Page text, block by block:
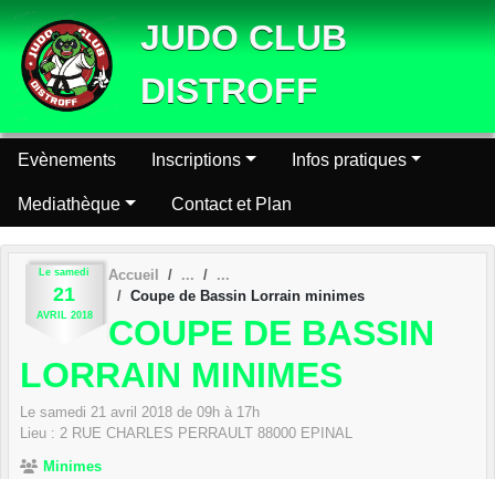
JUDO CLUB
DISTROFF
Evènements Inscriptions Infos pratiques
Mediathèque Contact et Plan
Le samedi
21
AVRIL 2018
Accueil
Coupe de Bassin Lorrain minimes
COUPE DE BASSIN
LORRAIN MINIMES
Le samedi 21 avril 2018 de 09h à 17h
Lieu : 2 RUE CHARLES PERRAULT 88000 EPINAL
Minimes
Panneau de gestion des cookies